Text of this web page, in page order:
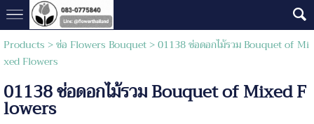
Products >ช่อ Flowers Bouquet> 01138 ช่อดอกไม้รวม Bouquet of Mi
xed Flowers
01138 ช่อดอกไม้รวม Bouquet of Mixed F
lowers